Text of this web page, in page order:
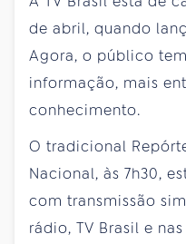
de abril, quando
Agora, o público
informação, mais
conhecimento.
O tradicional
Nacional, às 7h30,
com transmissão
rádio, TV Brasil e